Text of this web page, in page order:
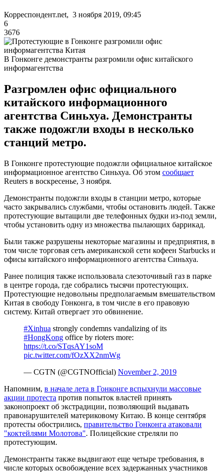
Корреспондент.net, 3 ноября 2019, 09:45
6
3676
В Гонконге демонстранты разгромили офис китайского
информагентства
Разгромлен офис официального
китайского информационного
агентства Синьхуа. Демонстранты
также подожгли входы в несколько
станций метро.
В Гонконге протестующие подожгли официальное китайское
информационное агентство Синьхуа. Об этом сообщает
Reuters в воскресенье, 3 ноября.
Демонстранты подожгли входы в станции метро, ​​которые
часто закрывались службами, чтобы остановить людей. Также
протестующие вытащили две телефонных будки из-под земли,
чтобы установить одну из множества пылающих баррикад.
Были также разрушены некоторые магазины и предприятия, в
том числе торговая сеть американской сети кофеен Starbucks и
офисы китайского информационного агентства Синьхуа.
Ранее полиция также использовала слезоточивый газ в парке
в центре города, где собрались тысячи протестующих.
Протестующие недовольны предполагаемым вмешательством
Китая в свободу Гонконга, в том числе в его правовую
систему. Китай отвергает это обвинение.
#Xinhua strongly condemns vandalizing of its
#HongKong office by rioters more:
https://t.co/STqsAY1soM
pic.twitter.com/fOzXX2nmWg
— CGTN (@CGTNOfficial) November 2, 2019
Напомним, в начале лета в Гонконге вспыхнули массовые
акции протеста против попыток властей принять
законопроект об экстрадиции, позволяющий выдавать
правонарушителей материковому Китаю. В конце сентября
протесты обострились, правительство Гонконга атаковали
"коктейлями Молотова". Полицейские стреляли по
протестующим.
Демонстранты также выдвигают еще четыре требования, в
числе которых освобождение всех задержанных участников